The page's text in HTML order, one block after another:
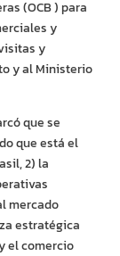
(OCB ) para
y
y
y al Ministerio
que se
que está el
2) la
mercado
estratégica
el comercio